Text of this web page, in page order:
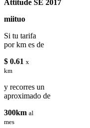
Attitude SE 2017
miituo
Si tu tarifa
por km es de
$ 0.61 x
km
y recorres un
aproximado de
300km al
mes